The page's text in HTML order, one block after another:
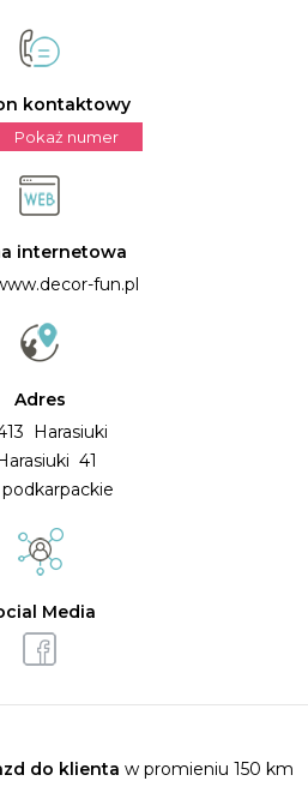
kontaktowy
Pokaż numer
internetowa
fun.pl
Adres
Harasiuki
41
Media
do klienta w promieniu 150 km